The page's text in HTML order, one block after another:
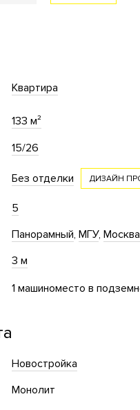
Квартира
133 м²
15/26
Без отделки ДИЗАЙН
5
Панорамный МГУ
3 м
1 машиноместо в
Новостройка
Монолит